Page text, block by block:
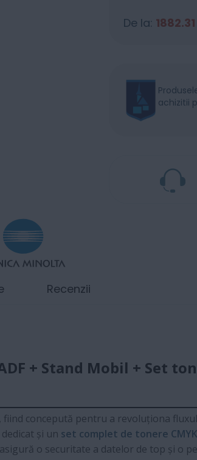
De la: 1882.31
achizitii
+ Stand Mobil + Set
concepută pentru a revoluționa
dedicat și un set complet de tonere CMYK
o securitate a datelor de top și o
Recenzii